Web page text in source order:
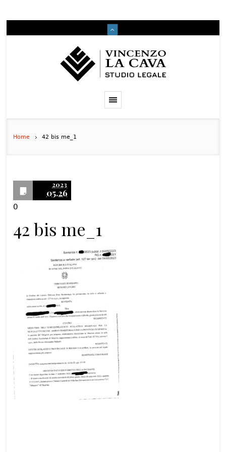
Home 42 bis me_1
2023
05.26
0
42 bis me_1